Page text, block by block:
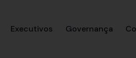
Executivos Governança